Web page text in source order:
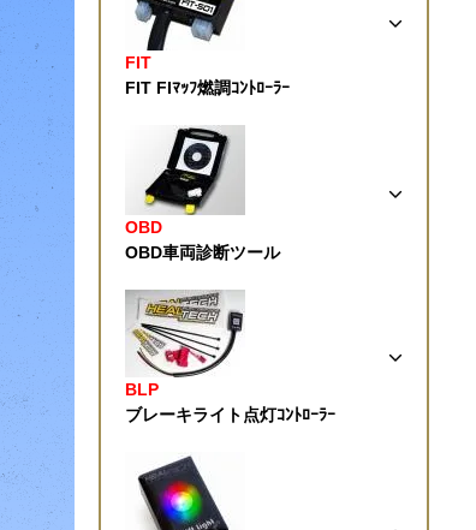
FIT
FIT FIﾏｯﾌ燃調ｺﾝﾄﾛｰﾗｰ
OBD
OBD車両診断ツール
BLP
ブレーキライト点灯ｺﾝﾄﾛｰﾗｰ